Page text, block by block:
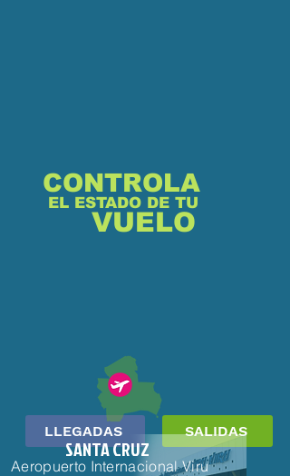
CONTROLA
EL ESTADO DE TU
VUELO
SALIDAS
LLEGADAS
SANTA CRUZ
Aeropuerto Internacional Viru